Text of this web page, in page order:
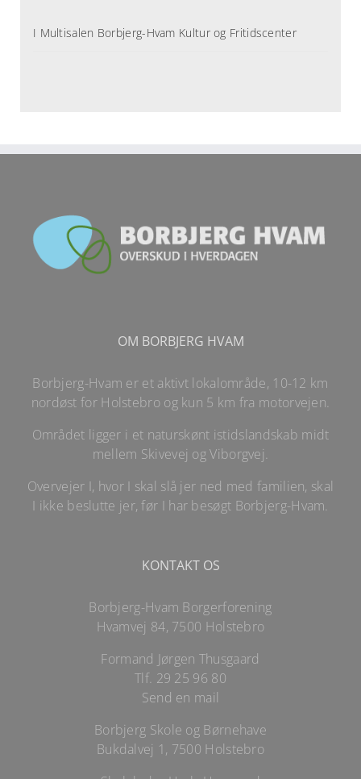
I Multisalen Borbjerg-Hvam Kultur og Fritidscenter
OM BORBJERG HVAM
Borbjerg-Hvam er et aktivt lokalområde, 10-12 km
nordøst for Holstebro og kun 5 km fra motorvejen.
Området ligger i et naturskønt istidslandskab midt
mellem Skivevej og Viborgvej.
Overvejer I, hvor I skal slå jer ned med familien, skal
I ikke beslutte jer, før I har besøgt Borbjerg-Hvam.
KONTAKT OS
Borbjerg-Hvam Borgerforening
Hvamvej 84, 7500 Holstebro
Formand Jørgen Thusgaard
Tlf. 29 25 96 80
Send en mail
Borbjerg Skole og Børnehave
Bukdalvej 1, 7500 Holstebro